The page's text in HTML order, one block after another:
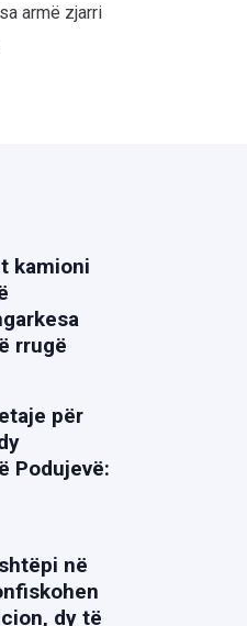
armë zjarri
kamioni
rrugë
për
Podujevë:
në
dy të